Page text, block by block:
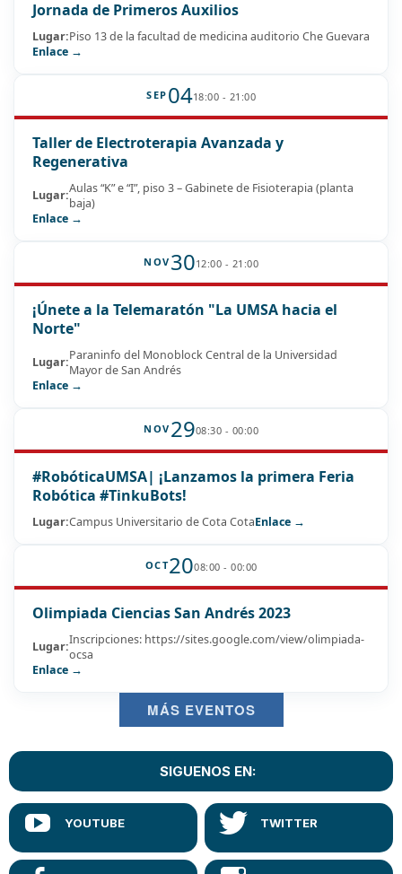
Jornada de Primeros Auxilios
Lugar:Piso 13 de la facultad de medicina auditorio Che Guevara
Enlace →
SEP 0418:00 - 21:00
Taller de Electroterapia Avanzada y
Regenerativa
Lugar:Aulas “K” e “I”, piso 3 – Gabinete de Fisioterapia (planta
baja)
Enlace →
NOV 3012:00 - 21:00
¡Únete a la Telemaratón "La UMSA hacia el
Norte"
Lugar:Paraninfo del Monoblock Central de la Universidad
Mayor de San Andrés
Enlace →
NOV 2908:30 - 00:00
#RobóticaUMSA| ¡Lanzamos la primera Feria
Robótica #TinkuBots!
Lugar:Campus Universitario de Cota CotaEnlace →
OCT2008:00 - 00:00
Olimpiada Ciencias San Andrés 2023
Lugar:Inscripciones: https://sites.google.com/view/olimpiada-
ocsa
Enlace →
MÁS EVENTOS
SIGUENOS EN: